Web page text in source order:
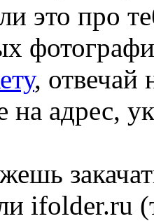
это про
, отвечай
на адрес,
ifolder.ru